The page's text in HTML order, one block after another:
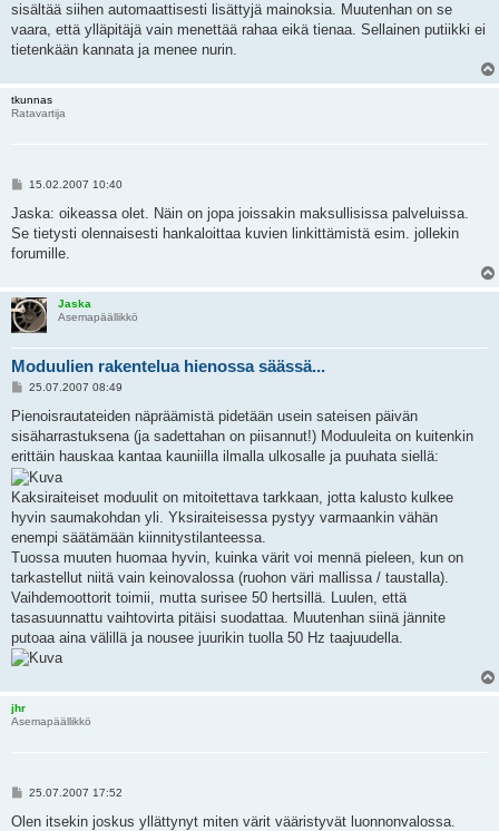
sisältää siihen automaattisesti lisättyjä mainoksia. Muutenhan on se
vaara, että ylläpitäjä vain menettää rahaa eikä tienaa. Sellainen putiikki ei
tietenkään kannata ja menee nurin.
tkunnas
Ratavartija
V
e
t
i
15.02.2007 10:40
Jaska: oikeassa olet. Näin on jopa joissakin maksullisissa palveluissa.
Se tietysti olennaisesti hankaloittaa kuvien linkittämistä esim. jollekin
forumille.
Jaska
Asemapäällikkö
Moduulien rakentelua hienossa säässä...
V
e
t
i
25.07.2007 08:49
Pienoisrautateiden näpräämistä pidetään usein sateisen päivän
sisäharrastuksena (ja sadettahan on piisannut!) Moduuleita on kuitenkin
erittäin hauskaa kantaa kauniilla ilmalla ulkosalle ja puuhata siellä:
Kaksiraiteiset moduulit on mitoitettava tarkkaan, jotta kalusto kulkee
hyvin saumakohdan yli. Yksiraiteisessa pystyy varmaankin vähän
enempi säätämään kiinnitystilanteessa.
Tuossa muuten huomaa hyvin, kuinka värit voi mennä pieleen, kun on
tarkastellut niitä vain keinovalossa (ruohon väri mallissa / taustalla).
Vaihdemoottorit toimii, mutta surisee 50 hertsillä. Luulen, että
tasasuunnattu vaihtovirta pitäisi suodattaa. Muutenhan siinä jännite
putoaa aina välillä ja nousee juurikin tuolla 50 Hz taajuudella.
jhr
Asemapäällikkö
V
e
25.07.2007 17:52
Olen itsekin joskus yllättynyt miten värit vääristyvät luonnonvalossa.